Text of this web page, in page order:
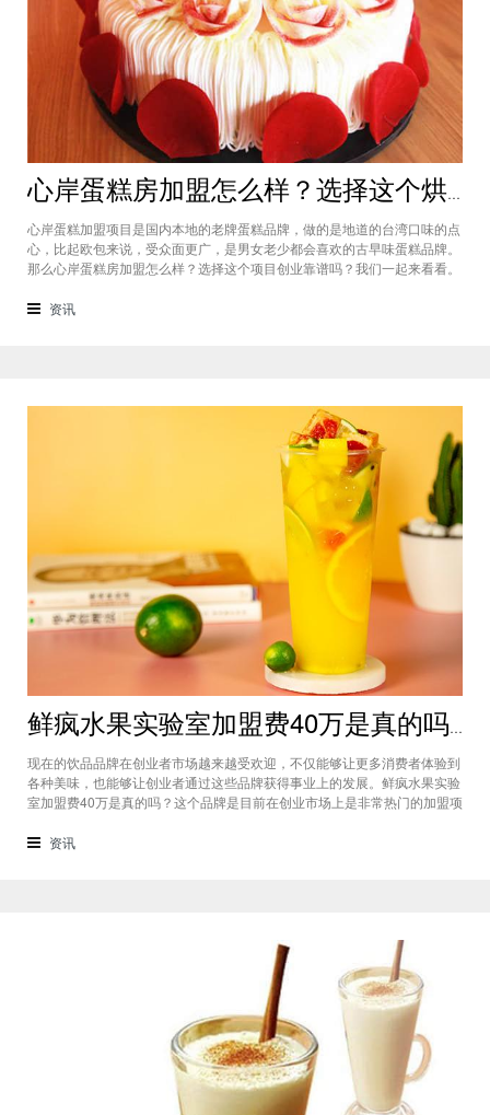
心岸蛋糕房加盟怎么样？选择这个烘焙品牌创业靠谱吗
心岸蛋糕加盟项目是国内本地的老牌蛋糕品牌，做的是地道的台湾口味的点
心，比起欧包来说，受众面更广，是男女老少都会喜欢的古早味蛋糕品牌。
那么心岸蛋糕房加盟怎么样？选择这个项目创业靠谱吗？我们一起来看看。
要不就是流行可颂，怎么还会有加盟商去加盟传统烘焙店呢？这您就有所不
资讯
鲜疯水果实验室加盟费40万是真的吗？根本没有传言中那么多！
现在的饮品品牌在创业者市场越来越受欢迎，不仅能够让更多消费者体验到
各种美味，也能够让创业者通过这些品牌获得事业上的发展。鲜疯水果实验
室加盟费40万是真的吗？这个品牌是目前在创业市场上是非常热门的加盟项
比较好的印象，比较低廉的鲜疯水果实验室加盟用也成为了众多创业者青睐
资讯